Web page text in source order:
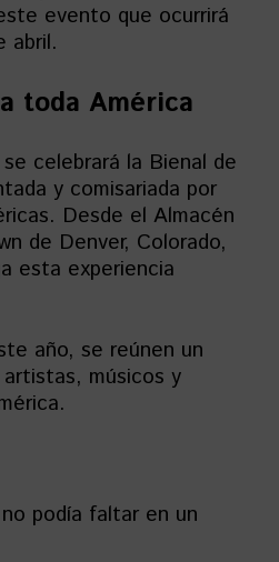
evento que ocurrirá
abril.
toda América
celebrará la Bienal de
y comisariada por
Desde el Almacén
de Denver, Colorado,
esta experiencia
año, se reúnen un
músicos y
podía faltar en un